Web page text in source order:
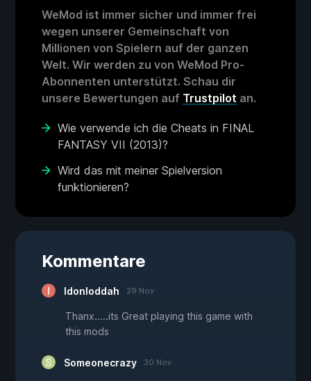
WeMod ist immer sicher und immer frei
wegen unserer Gemeinschaft von
Millionen von Spielern auf der ganzen
Welt. Wir werden zu von WeMod Pro-
Abonnenten unterstützt. Schau dir
unsere Bewertungen auf Trustpilot an.
Wie verwende ich die Cheats in FINAL
FANTASY VII (2013)?
Wird das mit meiner Spielversion
funktionieren?
Kommentare
Idonloddah 29 Nov
Thanx.....its Great playing this game with
this mods
Someonecrazy 30 Nov